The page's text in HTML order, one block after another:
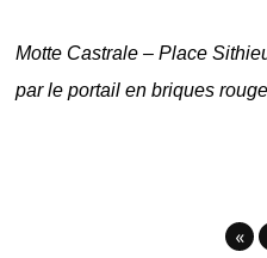
Motte Castrale – Place
par le portail en briques
«